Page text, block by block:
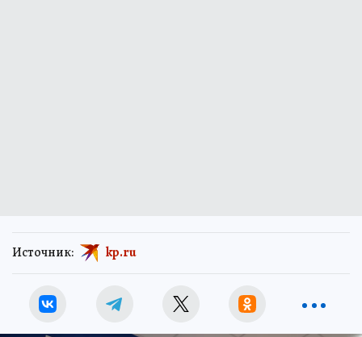
Источник: kp.ru